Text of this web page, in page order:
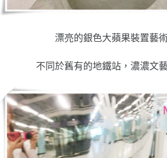
漂亮的銀色大蘋果裝置藝術
不同於舊有的地鐵站，濃濃文